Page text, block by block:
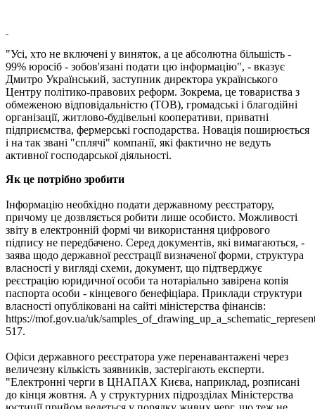
"Усі, хто не включені у виняток, а це абсолютна більшість -
99% юросіб - зобов'язані подати цю інформацію", - вказує
Дмитро Український, заступник директора українського
Центру політико-правових реформ. Зокрема, це товариства з
обмеженою відповідальністю (ТОВ), громадські і благодійні
організації, житлово-будівельні кооперативи, приватні
підприємства, фермерські господарства. Новація поширюється
і на так звані "сплячі" компанії, які фактично не ведуть
активної господарської діяльності.
Як це потрібно зробити
Інформацію необхідно подати державному реєстратору,
причому це дозвляється робити лише особисто. Можливості
звіту в електронній формі чи використання цифрового
підпису не передбачено. Серед документів, які вимагаються, -
заява щодо державної реєстрації визначеної форми, структура
власності у вигляді схеми, документ, що підтверджує
реєстрацію юридичної особи та нотаріально завірена копія
паспорта особи - кінцевого бенефіціара. Приклади структури
власності опубліковані на сайті міністерства фінансів:
https://mof.gov.ua/uk/
517.
Офіси державного реєстратора уже перенавантажені через
величезну кількість заявників, застерігають експерти.
"Електронні черги в ЦНАПАХ Києва, наприклад, розписані
до кінця жовтня. А у структурних підрозділах Міністерства